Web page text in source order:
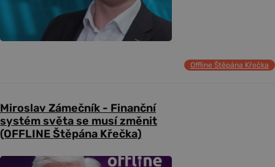
Offline Štěpána Křečka
Miroslav Zámečník - Finanční
systém světa se musí změnit
(OFFLINE Štěpána Křečka)